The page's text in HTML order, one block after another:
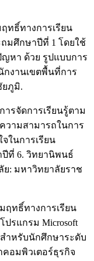
ทธิ์ทางการเรียน
มศึกษาปีที่ 1 โดยใช้
หา ด้วย รูปแบบการ
กงานเขตพื้นที่การ
ยภูมิ.
ารจัดการเรียนรู้ตาม
วามสามารถในการ
ในการเรียน
ที่ 6. วิทยานิพนธ์
: มหาวิทยาลัยราช
ฤทธิ์ทางการเรียน
ปรแกรม Microsoft
สำหรับนักศึกษาระดับ
อมพิวเตอร์ธุรกิจ